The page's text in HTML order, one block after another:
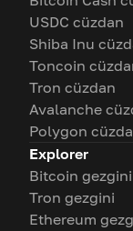
USDC cüzdan
Shiba Inu
Toncoin
Tron cüzdan
Avalanche
Polygon
Explorer
Bitcoin gezgini
Tron gezgini
Ethereum